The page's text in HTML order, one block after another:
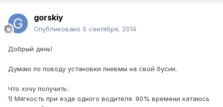
gorskiy
Опубликовано 5 сентября, 2014
Добрый день!
Думаю по поводу установки пневмы на свой бусик.
Что хочу получить:
1) Мягкость при езде одного водителя. 90% времени катаюсь